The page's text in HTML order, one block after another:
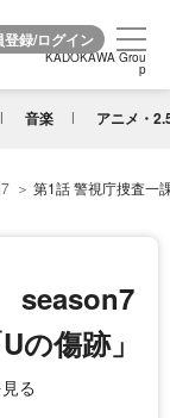
KADOKAWA Grou
p
音楽 アニメ・
KADOKAWA Grou
p
第1話 警視庁捜査一課9係
season7
傷跡」
る